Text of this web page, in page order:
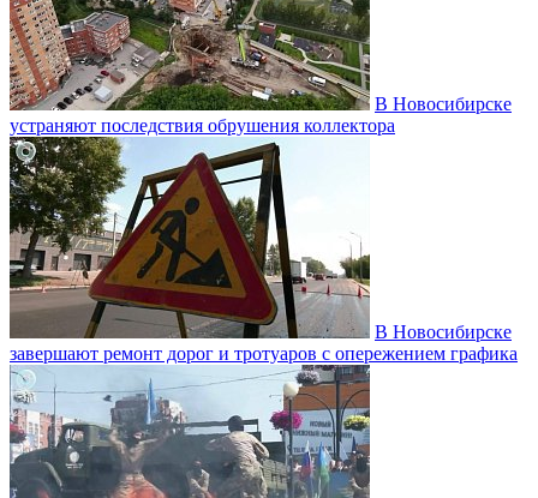
В Новосибирске
устраняют последствия обрушения коллектора
В Новосибирске
завершают ремонт дорог и тротуаров с опережением графика